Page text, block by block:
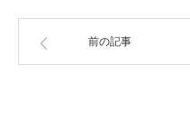
前の記事